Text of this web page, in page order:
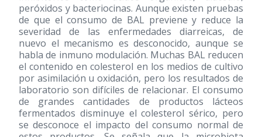
peróxidos y bacteriocinas. Aunque existen pruebas
de que el consumo de BAL previene y reduce la
severidad de las enfermedades diarreicas, de
nuevo el mecanismo es desconocido, aunque se
habla de inmuno modulación. Muchas BAL reducen
el contenido en colesterol en los medios de cultivo
por asimilación u oxidación, pero los resultados de
laboratorio son difíciles de relacionar. El consumo
de grandes cantidades de productos lácteos
fermentados disminuye el colesterol sérico, pero
se desconoce el impacto del consumo normal de